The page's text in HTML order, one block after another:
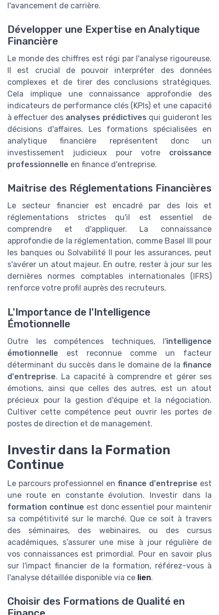
l'avancement de carrière.
Développer une Expertise en Analytique
Financière
Le monde des chiffres est régi par l'analyse rigoureuse.
Il est crucial de pouvoir interpréter des données
complexes et de tirer des conclusions stratégiques.
Cela implique une connaissance approfondie des
indicateurs de performance clés (KPIs) et une capacité
à effectuer des analyses prédictives qui guideront les
décisions d'affaires. Les formations spécialisées en
analytique financière représentent donc un
investissement judicieux pour votre croissance
professionnelle en finance d'entreprise.
Maitrise des Réglementations Financières
Le secteur financier est encadré par des lois et
réglementations strictes qu'il est essentiel de
comprendre et d'appliquer. La connaissance
approfondie de la réglementation, comme Basel III pour
les banques ou Solvabilité II pour les assurances, peut
s'avérer un atout majeur. En outre, rester à jour sur les
dernières normes comptables internationales (IFRS)
renforce votre profil auprès des recruteurs.
L'Importance de l'Intelligence
Émotionnelle
Outre les compétences techniques, l'intelligence
émotionnelle est reconnue comme un facteur
déterminant du succès dans le domaine de la finance
d'entreprise. La capacité à comprendre et gérer ses
émotions, ainsi que celles des autres, est un atout
précieux pour la gestion d'équipe et la négociation.
Cultiver cette compétence peut ouvrir les portes de
postes de direction et de management.
Investir dans la Formation
Continue
Le parcours professionnel en finance d'entreprise est
une route en constante évolution. Investir dans la
formation continue est donc essentiel pour maintenir
sa compétitivité sur le marché. Que ce soit à travers
des séminaires, des webinaires, ou des cursus
académiques, s'assurer une mise à jour régulière de
vos connaissances est primordial. Pour en savoir plus
sur l'impact financier de la formation, référez-vous à
l'analyse détaillée disponible via ce lien.
Choisir des Formations de Qualité en